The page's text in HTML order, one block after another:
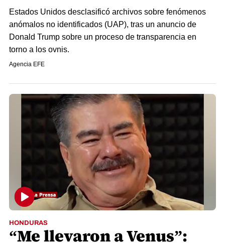
Estados Unidos desclasificó archivos sobre fenómenos
anómalos no identificados (UAP), tras un anuncio de
Donald Trump sobre un proceso de transparencia en
torno a los ovnis.
Agencia EFE
HONDURAS
“Me llevaron a Venus”: